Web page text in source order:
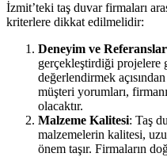
İzmit’teki taş duvar firmaları
kriterlere dikkat edilmelidir:
Deneyim ve Referanslar
gerçekleştirdiği projelere
değerlendirmek
müşteri yorumları,
olacaktır.
Malzeme Kalitesi: Taş
malzemelerin kalitesi,
önem taşır. Firmaların